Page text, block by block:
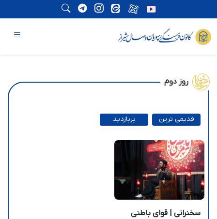
روز دوم
پربازدید
قدیمی ترین
سخنرانی | قوای باطنی